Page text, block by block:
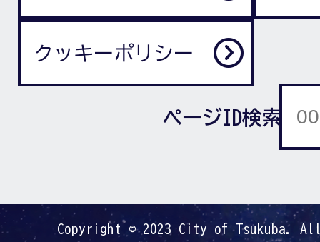
クッキーポリシー
ページID検索
Copyright © 2023 City of Tsukuba.